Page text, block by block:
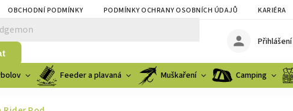
OBCHODNÍ PODMÍNKY PODMÍNKY OCHRANY OSOBNÍCH ÚDAJŮ KARIÉRA
Přihlášení
Feeder a plavaná Muškaření Camping